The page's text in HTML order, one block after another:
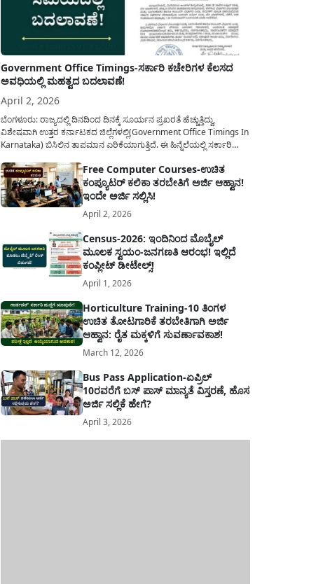
Government Office Timings-ಸರ್ಕಾರಿ ಕಚೇರಿಗಳ ಕೆಲಸದ
ಅವಧಿಯಲ್ಲಿ ಮಹತ್ವದ ಬದಲಾವಣೆ!
April 2, 2026
ಬೆಂಗಳೂರು: ರಾಜ್ಯದಲ್ಲಿ ದಿನದಿಂದ ದಿನಕ್ಕೆ ಸೂರ್ಯನ ಪ್ರಖರತೆ ಹೆಚ್ಚುತ್ತಿದ್ದು,
ವಿಶೇಷವಾಗಿ ಉತ್ತರ ಕರ್ನಾಟಕದ ಜಿಲ್ಲೆಗಳಲ್ಲಿ(Government Office Timings In
Karnataka) ಬಿಸಿಲಿನ ತಾಪಮಾನ ಏರಿಕೆಯಾಗುತ್ತಿದೆ. ಈ ಹಿನ್ನೆಲೆಯಲ್ಲಿ ಸರ್ಕಾರಿ
ಸರ್ಕಾರವು ಮಹತ್ವದ ನಿರ್ಧಾರವೊಂದನ್ನು ಕೈಗೊಂಡಿದೆ. ಕಿತ್ತೂರು ಕರ್ನಾಟಕ ಮತ್ತು
ಕಲ್ಯಾಣ ಕರ್ನಾಟಕದ ಒಟ್ಟು 9 ಜಿಲ್ಲೆಗಳಲ್ಲಿ ಏಪ್ರಿಲ್...
Free Computer Courses-ಉಚಿತ
ಕಂಪ್ಯೂಟರ್ ಕಲಿಕಾ ತರಬೇತಿಗೆ ಅರ್ಜಿ ಆಹ್ವಾನ!
ಇಂದೇ ಅರ್ಜಿ ಸಲ್ಲಿಸಿ!
April 2, 2026
Census-2026: ಇಂದಿನಿಂದ ಮೊಬೈಲ್
ಮೂಲಕ ಸ್ವಯಂ-ಜನಗಣತಿ ಆರಂಭ! ಇಲ್ಲಿದೆ
ಕಂಪ್ಲೀಟ್ ಡೀಟೇಲ್ಸ್!
April 1, 2026
Horticulture Training-10 ತಿಂಗಳ
ಉಚಿತ ತೋಟಗಾರಿಕೆ ತರಬೇತಿಗಾಗಿ ಅರ್ಜಿ
ಆಹ್ವಾನ: ರೈತ ಮಕ್ಕಳಿಗೆ ಸುವರ್ಣಾವಕಾಶ!
March 12, 2026
Bus Pass Application-ಏಪ್ರಿಲ್
10ರವರೆಗೆ ಬಸ್ ಪಾಸ್ ಮಾನ್ಯತೆ ವಿಸ್ತರಣೆ, ಹೊಸ
ಅರ್ಜಿ ಸಲ್ಲಿಕೆ ಹೇಗೆ?
April 3, 2026